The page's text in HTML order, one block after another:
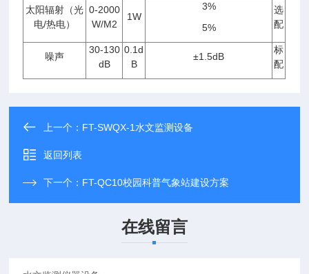
太阳辐射（光
电/热电）
0-2000
W/M2
1W
3%
5%
选
配
噪声
30-130
dB
0.1d
B
±1.5dB
标
配
上一个： FT-SWQX-1水文监测设备
返回列表
下一个： FT-QC10校园科普气象站建设方案
在线留言